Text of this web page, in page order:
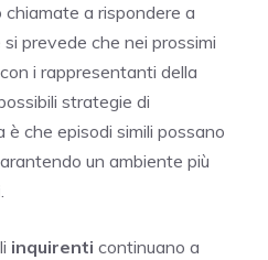
chiamate a rispondere a
prevede che nei prossimi
i rappresentanti della
strategie di
è che episodi simili possano
un ambiente più
.
inquirenti continuano a